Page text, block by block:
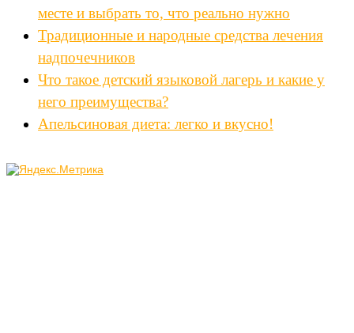
месте и выбрать то, что реально нужно
Традиционные и народные средства лечения
надпочечников
Что такое детский языковой лагерь и какие у
него преимущества?
Апельсиновая диета: легко и вкусно!